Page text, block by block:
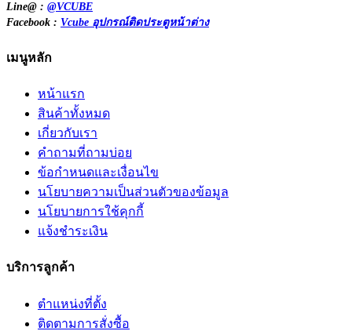
Line@ : @VCUBE
Facebook : Vcube อุปกรณ์ติดประตูหน้าต่าง
เมนูหลัก
หน้าแรก
สินค้าทั้งหมด
เกี่ยวกับเรา
คำถามที่ถามบ่อย
ข้อกำหนดและเงื่อนไข
นโยบายความเป็นส่วนตัวของข้อมูล
นโยบายการใช้คุกกี้
แจ้งชำระเงิน
บริการลูกค้า
ตำแหน่งที่ตั้ง
ติดตามการสั่งซื้อ